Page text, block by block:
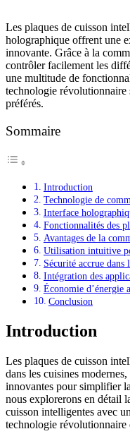
Les plaques de cuisson
holographique offrent une
innovante. Grâce à la
contrôler facilement les
une multitude de
technologie
préférés.
Sommaire
Introduction
Technologie de
Interface
Fonctionnalités des
Avantages de la
Utilisation intuitive
Sécurité accrue dans
Intégration des
Économie d’énergie
Conclusion
Introduction
Les plaques de cuisson
dans les cuisines
innovantes pour simplifier
nous explorerons en détail
cuisson intelligentes avec
technologie révolutionnaire